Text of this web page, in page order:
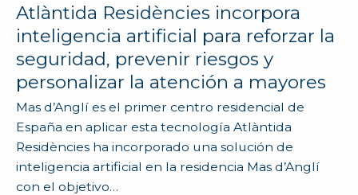
Atlàntida Residències incorpora
inteligencia artificial para reforzar la
seguridad, prevenir riesgos y
personalizar la atención a mayores
Mas d’Anglí es el primer centro residencial de
España en aplicar esta tecnología Atlàntida
Residències ha incorporado una solución de
inteligencia artificial en la residencia Mas d’Anglí
con el objetivo…